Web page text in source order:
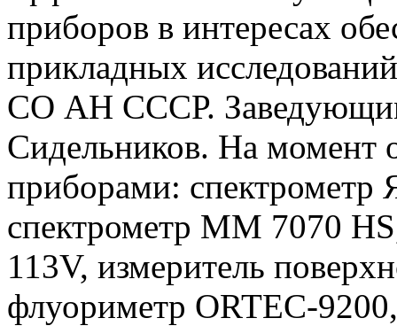
приборов в интересах
прикладных
СО АН СССР.
Сидельников. На момент
приборами:
спектрометр ММ 7070
113V, измеритель
флуориметр ОRTEC-